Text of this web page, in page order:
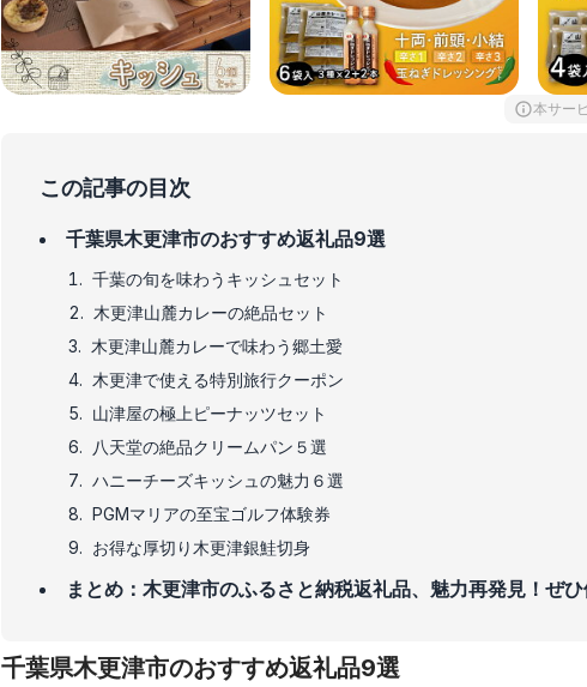
本サー
この記事の目次
千葉県木更津市のおすすめ返礼品9選
千葉の旬を味わうキッシュセット
木更津山麓カレーの絶品セット
木更津山麓カレーで味わう郷土愛
木更津で使える特別旅行クーポン
山津屋の極上ピーナッツセット
八天堂の絶品クリームパン５選
ハニーチーズキッシュの魅力６選
PGMマリアの至宝ゴルフ体験券
お得な厚切り木更津銀鮭切身
まとめ：木更津市のふるさと納税返礼品、魅力再発見！ぜひ
千葉県木更津市のおすすめ返礼品9選